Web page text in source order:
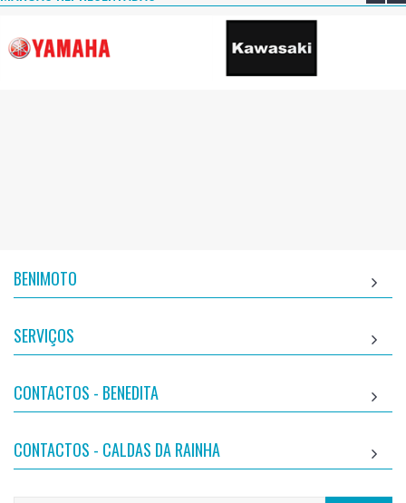
BENIMOTO
SERVIÇOS
CONTACTOS - BENEDITA
CONTACTOS - CALDAS DA RAINHA